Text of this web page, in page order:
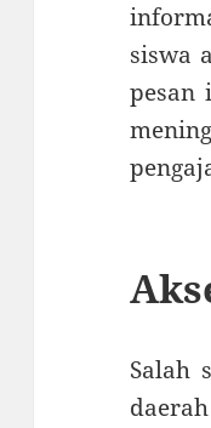
siswa
pesan
Salah